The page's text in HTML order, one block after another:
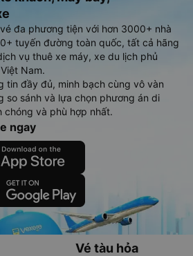
đa phương tiện với hơn 3000+ nhà
tuyến đường toàn quốc, tất cả hãng
vụ thuê xe máy, xe du lịch phủ
Nam.
tin đầy đủ, minh bạch cùng vô vàn
so sánh và lựa chọn phương án di
chóng và phù hợp nhất.
ngay
Vé tàu hỏa